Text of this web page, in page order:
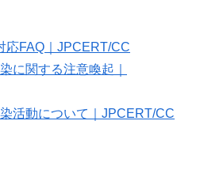
応FAQ｜JPCERT/CC
に関する注意喚起｜
活動について｜JPCERT/CC